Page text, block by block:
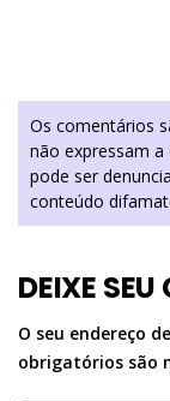
Os comentários
não expressam a
pode ser
conteúdo
DEIXE
O seu endereço
obrigatórios são